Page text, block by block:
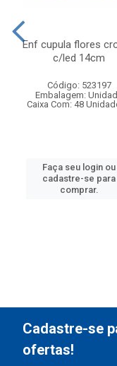
Enf cupula flores
c/led 14cm
Código: 523197
Embalagem:
Caixa Com: 48
Faça seu login ou
cadastre-se para
comprar.
Cadastre-se
ofertas!